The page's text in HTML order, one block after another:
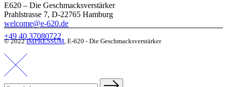
E620 – Die Geschmacksverstärker
Prahlstrasse 7, D-22765 Hamburg
welcome@e-620.de
+49 40 37080722
© 2022IMPRESSUM , E-620 - Die Geschmacksverstärker